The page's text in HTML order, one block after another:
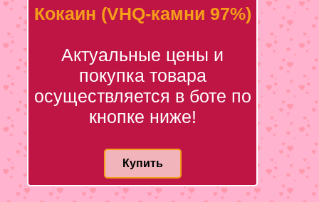
Кокаин (VHQ-камни 97%)
Актуальные цены и
покупка товара
осуществляется в боте по
кнопке ниже!
Купить